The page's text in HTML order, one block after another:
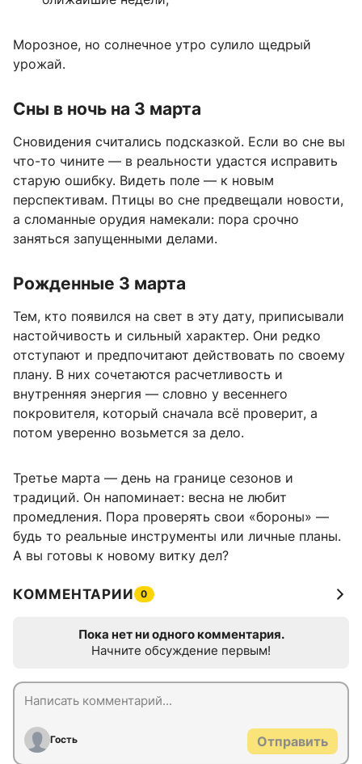
Морозное, но солнечное утро сулило щедрый
урожай.
Сны в ночь на 3 марта
Сновидения считались подсказкой. Если во сне вы
что-то чините — в реальности удастся исправить
старую ошибку. Видеть поле — к новым
перспективам. Птицы во сне предвещали новости,
а сломанные орудия намекали: пора срочно
заняться запущенными делами.
Рожденные 3 марта
Тем, кто появился на свет в эту дату, приписывали
настойчивость и сильный характер. Они редко
отступают и предпочитают действовать по своему
плану. В них сочетаются расчетливость и
внутренняя энергия — словно у весеннего
покровителя, который сначала всё проверит, а
потом уверенно возьмется за дело.
Третье марта — день на границе сезонов и
традиций. Он напоминает: весна не любит
промедления. Пора проверять свои «бороны» —
будь то реальные инструменты или личные планы.
А вы готовы к новому витку дел?
КОММЕНТАРИИ 0
Пока нет ни одного комментария.
Начните обсуждение первым!
Гость Отправить